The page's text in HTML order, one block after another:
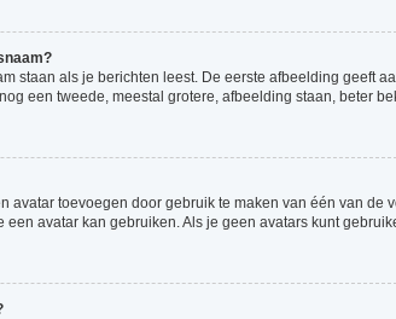
staan als je berichten leest. De eerste afbeelding geeft
een tweede, meestal grotere, afbeelding staan, beter
avatar toevoegen door gebruik te maken van één van
avatar kan gebruiken. Als je geen avatars kunt